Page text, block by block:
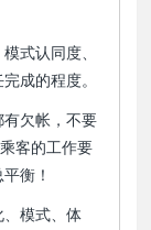
式认同度、
成的程度。
欠帐，不要
客的工作要
衡！
模式、体